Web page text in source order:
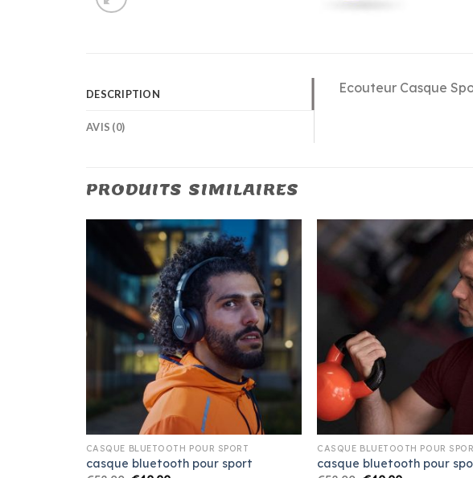
DESCRIPTION
AVIS (0)
Ecouteur Casque
PRODUITS SIMILAIRES
CASQUE BLUETOOTH POUR SPORT
casque bluetooth pour sport
CASQUE BLUETOOTH POUR
casque bluetooth pour